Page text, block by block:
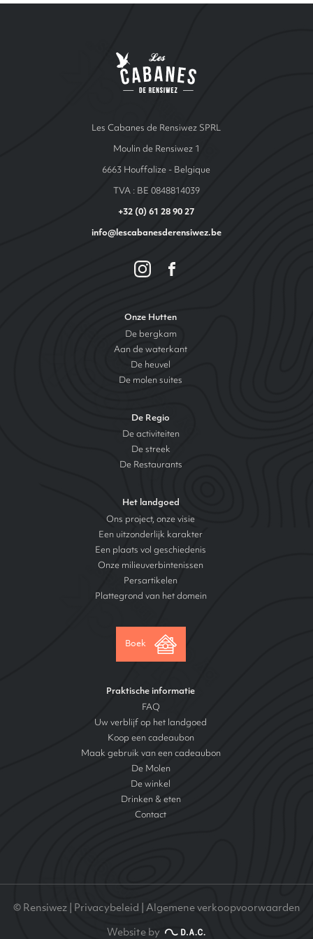
Les Cabanes de Rensiwez SPRL
Moulin de Rensiwez 1
6663 Houffalize - Belgique
TVA : BE 0848814039
+32 (0) 61 28 90 27
info@lescabanesderensiwez.be
Onze Hutten
De bergkam
Aan de waterkant
De heuvel
De molen suites
De Regio
De activiteiten
De streek
De Restaurants
Het landgoed
Ons project, onze visie
Een uitzonderlijk karakter
Een plaats vol geschiedenis
Onze milieuverbintenissen
Persartikelen
Plattegrond van het domein
Boek
Praktische informatie
FAQ
Uw verblijf op het landgoed
Koop een cadeaubon
Maak gebruik van een cadeaubon
De Molen
De winkel
Drinken & eten
Contact
© Rensiwez | Privacybeleid Algemene verkoopvoorwaarden
Website by